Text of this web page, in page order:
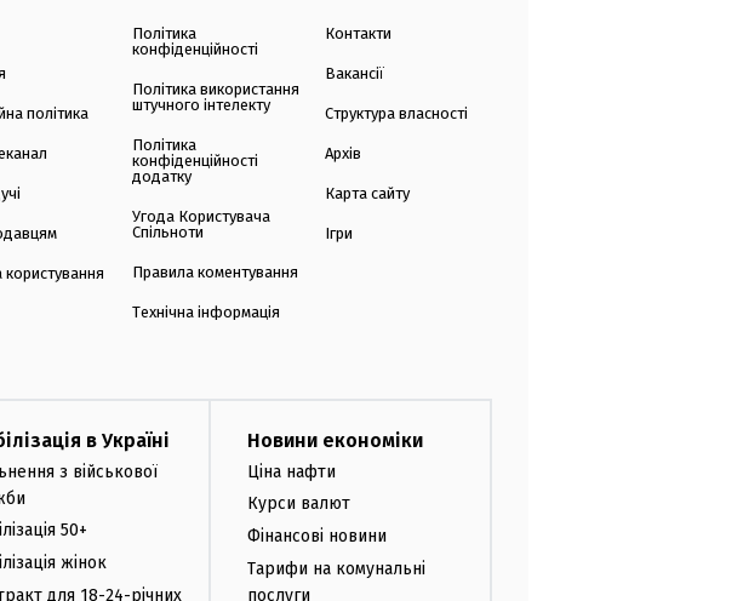
політика
Політика
конфіденційності
Політика використання
штучного інтелекту
Політика
конфіденційності
додатку
Угода Користувача
Спільноти
Правила коментування
Технічна інформація
Контакти
Вакансії
Структура власності
Архів
Карта сайту
Ігри
в Україні
з військової
50+
жінок
для 18-24-річних
Новини економіки
Ціна нафти
Курси валют
Фінансові новини
Тарифи на комунальні
послуги